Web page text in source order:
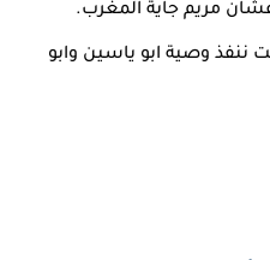
مريم جاية المغرب.
وصية ابو ياسين وابو